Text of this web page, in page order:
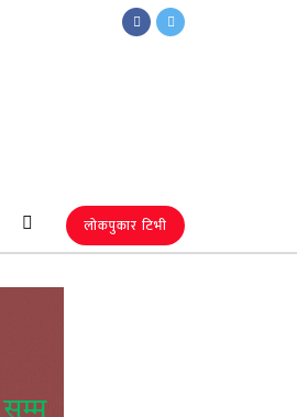
लोकपुकार टिभी